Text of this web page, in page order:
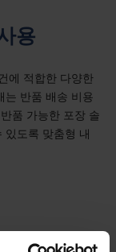
용
에 적합한 다양한
는 반품 배송 비용
품 가능한 포장 솔
있도록 맞춤형 내